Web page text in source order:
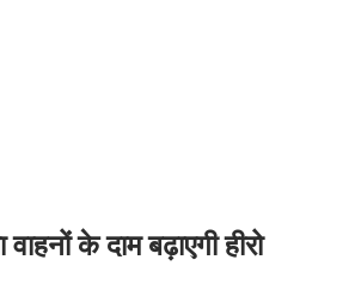
के दाम बढ़ाएगी हीरो